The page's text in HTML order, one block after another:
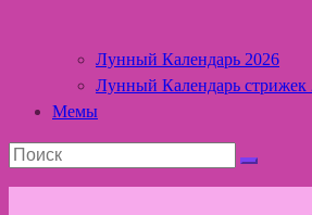
Лунный Календарь 2026
Лунный Календарь стрижек
Мемы